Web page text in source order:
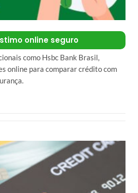
online seguro
como Hsbc Bank Brasil,
online para comparar crédito com